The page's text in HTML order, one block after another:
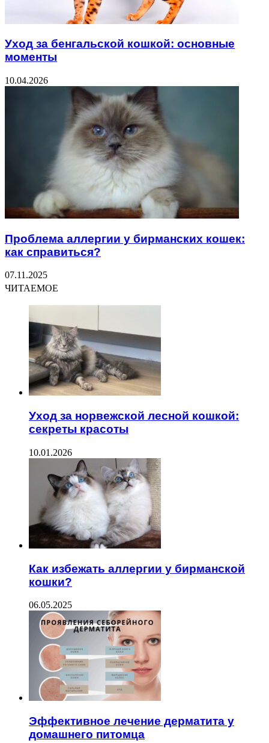
Уход за бенгальской кошкой: основные
моменты
10.04.2026
Проблема аллергии у бирманских кошек:
как справиться?
07.11.2025
ЧИТАЕМОЕ
Уход за норвежской лесной кошкой:
секреты красоты
10.01.2026
Как избежать аллергии у бирманской
кошки?
06.05.2025
Эффективное лечение дерматита у
домашнего питомца